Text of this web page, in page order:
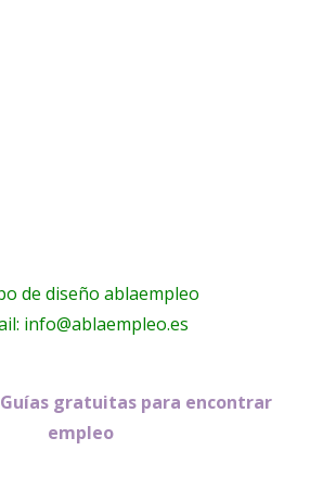
de diseño ablaempleo
info@ablaempleo.es
Guías gratuitas para encontrar
empleo